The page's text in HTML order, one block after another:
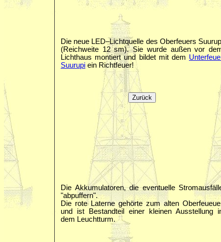
Die neue LED–Lichtquelle des Oberfeuers
(Reichweite 12 sm). Sie wurde außen vor
Lichthaus montiert und bildet mit dem
Suurupi ein Richtfeuer!
Die Akkumulatoren, die eventuelle
"abpuffern".
Die rote Laterne gehörte zum alten
und ist Bestandteil einer kleinen Ausstellung
dem Leuchtturm.